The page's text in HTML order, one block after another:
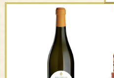
”Été” Moscato d’Asti
D.O.C.G. – F.lli Bertolino